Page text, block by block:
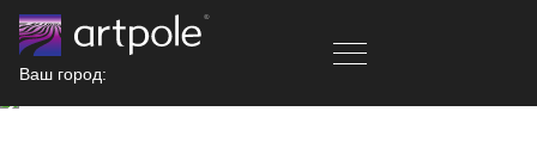
Ваш город: